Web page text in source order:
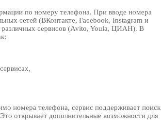
по номеру телефона. При вводе номера
сетей (ВКонтакте, Facebook, Instagram и
различных сервисов (Avito, Youla, ЦИАН). В
номера телефона, сервис поддерживает поиск
открывает дополнительные возможности для